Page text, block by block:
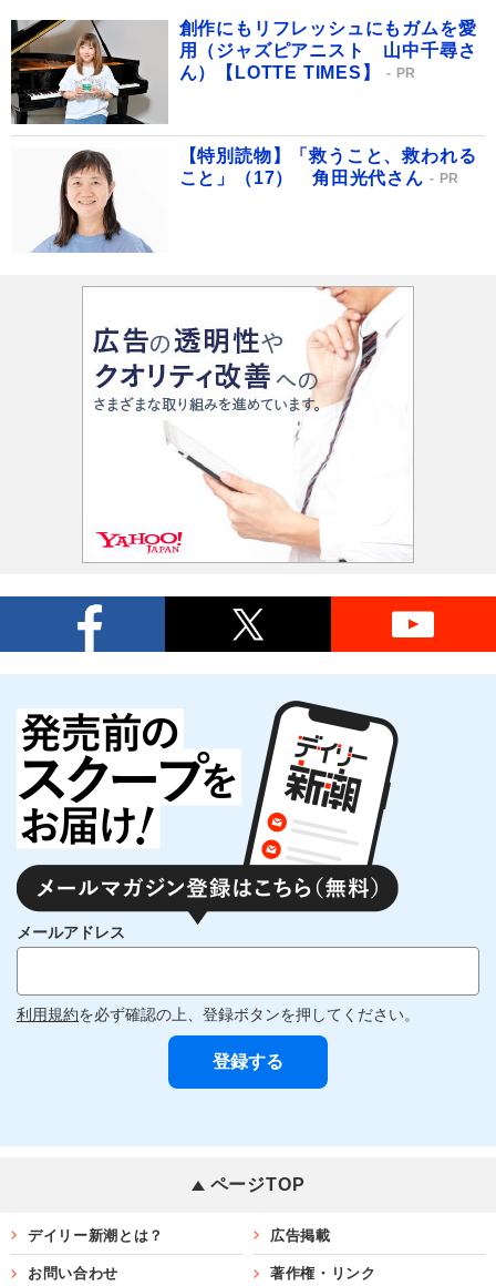
創作にもリフレッシュにもガムを愛
用（ジャズピアニスト 山中千尋さ
ん）【LOTTE TIMES】
PR
【特別読物】「救うこと、救われる
こと」（17） 角田光代さん
PR
メールアドレス
利用規約を必ず確認の上、登録ボタンを押してください。
ページTOP
デイリー新潮とは？ 広告掲載
お問い合わせ 著作権・リンク